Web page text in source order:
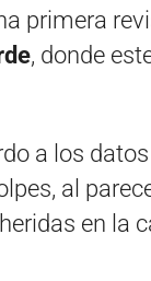
primera
, donde
a los
al
en la